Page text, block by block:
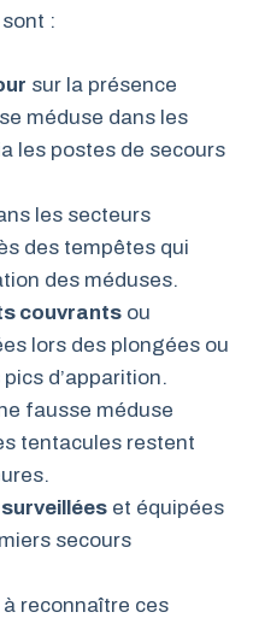
:
sur la présence
méduse dans les
les postes de secours
les secteurs
des tempêtes qui
des méduses.
couvrants ou
lors des plongées ou
d’apparition.
fausse méduse
tentacules restent
et équipées
secours
à reconnaître ces